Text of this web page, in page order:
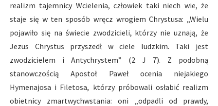
realizm tajemnicy Wcielenia, człowiek taki niech wie, że
staje się w ten sposób wręcz wrogiem Chrystusa: „Wielu
pojawiło się na świecie zwodzicieli, którzy nie uznają, że
Jezus Chrystus przyszedł w ciele ludzkim. Taki jest
zwodzicielem i Antychrystem” (2 J 7). Z podobną
stanowczością Apostoł Paweł ocenia niejakiego
Hymenajosa i Filetosa, którzy próbowali osłabić realizm
obietnicy zmartwychwstania: oni „odpadli od prawdy,